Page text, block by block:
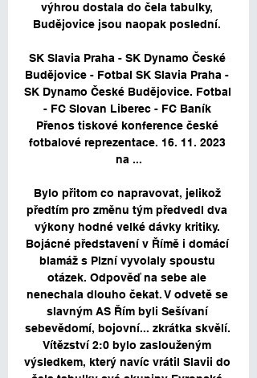
výhrou dostala do čela tabulky,
Budějovice jsou naopak poslední.
SK Slavia Praha - SK Dynamo České
Budějovice - Fotbal SK Slavia Praha -
SK Dynamo České Budějovice. Fotbal
- FC Slovan Liberec - FC Baník
Přenos tiskové konference české
fotbalové reprezentace. 16. 11. 2023
na ...
Bylo přitom co napravovat, jelikož
předtím pro změnu tým předvedl dva
výkony hodné velké dávky kritiky.
Bojácné představení v Římě i domácí
blamáž s Plzní vyvolaly spoustu
otázek. Odpověď na sebe ale
nenechala dlouho čekat. V odvetě se
slavným AS Řím byli Sešívaní
sebevědomí, bojovní... zkrátka skvělí.
Vítězství 2:0 bylo zaslouženým
výsledkem, který navíc vrátil Slavii do